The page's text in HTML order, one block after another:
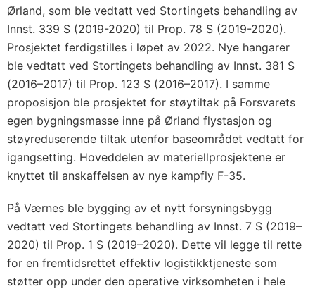
Ørland, som ble vedtatt ved Stortingets behandling av
Innst. 339 S (2019-2020) til Prop. 78 S (2019-2020).
Prosjektet ferdigstilles i løpet av 2022. Nye hangarer
ble vedtatt ved Stortingets behandling av Innst. 381 S
(2016–2017) til Prop. 123 S (2016–2017). I samme
proposisjon ble prosjektet for støytiltak på Forsvarets
egen bygningsmasse inne på Ørland flystasjon og
støyreduserende tiltak utenfor baseområdet vedtatt for
igangsetting. Hoveddelen av materiellprosjektene er
knyttet til anskaffelsen av nye kampfly F-35.
På Værnes ble bygging av et nytt forsyningsbygg
vedtatt ved Stortingets behandling av Innst. 7 S (2019–
2020) til Prop. 1 S (2019–2020). Dette vil legge til rette
for en fremtidsrettet effektiv logistikktjeneste som
støtter opp under den operative virksomheten i hele